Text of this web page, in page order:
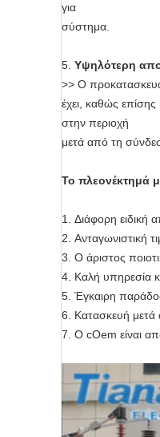
για
σύστημα.
5. Υψηλότερη
>> Ο
έχει, καθώς
στην περιοχή
μετά από τη
Το πλεονέκτημά
1. Διάφορη ειδική
2. Ανταγωνιστική
3. Ο άριστος
4. Καλή υπηρεσία
5. Έγκαιρη
6. Κατασκευή μετά
7. Ο cOem είναι